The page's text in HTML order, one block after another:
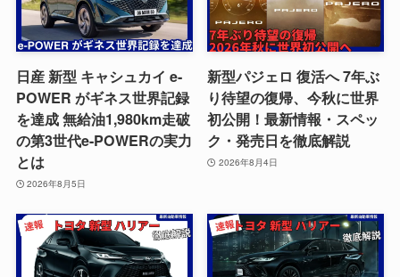
日産 新型 キャシュカイ e-
POWER がギネス世界記録
を達成 無給油1,980km走破
の第3世代e-POWERの実力
とは
2026年8月5日
新型パジェロ 復活へ 7年ぶ
り待望の復帰、今秋に世界
初公開！最新情報・スペッ
ク・発売日を徹底解説
2026年8月4日